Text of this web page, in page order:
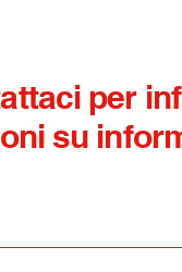
per
su